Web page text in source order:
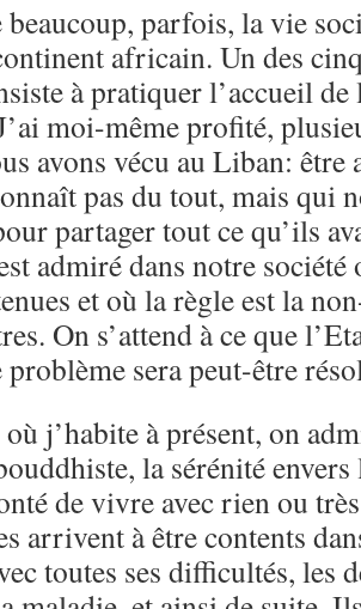
parfois, la vie
africain. Un des
à pratiquer l’accueil de
moi-même profité,
avons vécu au Liban: être
pas du tout, mais qui
partager tout ce qu’ils
admiré dans notre société
et où la règle est la
On s’attend à ce que
sera peut-être
j’habite à présent, on
la sérénité envers
de vivre avec rien ou
arrivent à être contents
toutes ses difficultés, les